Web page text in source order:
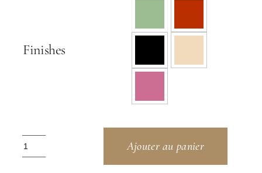
Finishes
quantité
Ajouter au panier